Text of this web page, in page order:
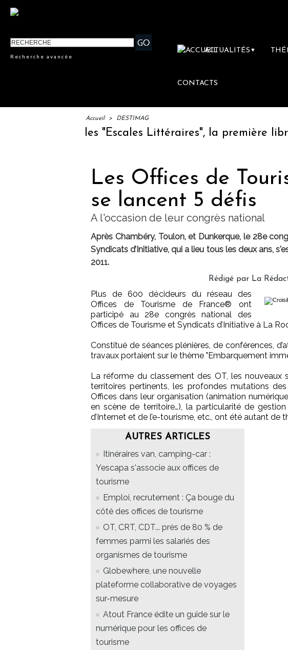
Recherche avancée
ACTUALITÉS ▼
CONTACTS
Accueil > DESTIMAG
: lancement des "Escales Littéraires", la première
Les Offices de
se lancent 5 défis
A l'occasion de leur congrès national
Après Chambéry, Toulon, et Dunkerque, le 28e
Syndicats d’Initiative, qui a lieu tous les deux ans,
2011.
Rédigé par La
Plus de 600 décideurs du réseau des
Offices de Tourisme de France® ont
participé au 28e congrès national des
Offices de Tourisme et Syndicats d’Initiative à La
Constitué de séances plénières, de conférences,
travaux portaient sur le thème "Embarquement
La réforme du classement des OT, les nouveaux
territoires pertinents, les profondes mutations
Offices dans leur organisation (animation
en scène de territoire…), la particularité de
d’Internet et de l’e-tourisme, etc., ont été autant de
AUTRES ARTICLES
Itinéraires van, camping-car :
Yescapa s'associe aux offices de
tourisme
Emploi, recrutement : Ça bouge du
côté des offices de tourisme
OT, CRT, CDT... près de 80 % de
femmes parmi les salariés des
organismes de tourisme
Globewhere, une nouvelle
plateforme collaborative de voyages
sur-mesure
Atout France édite un guide sur le
numérique pour les offices de
tourisme